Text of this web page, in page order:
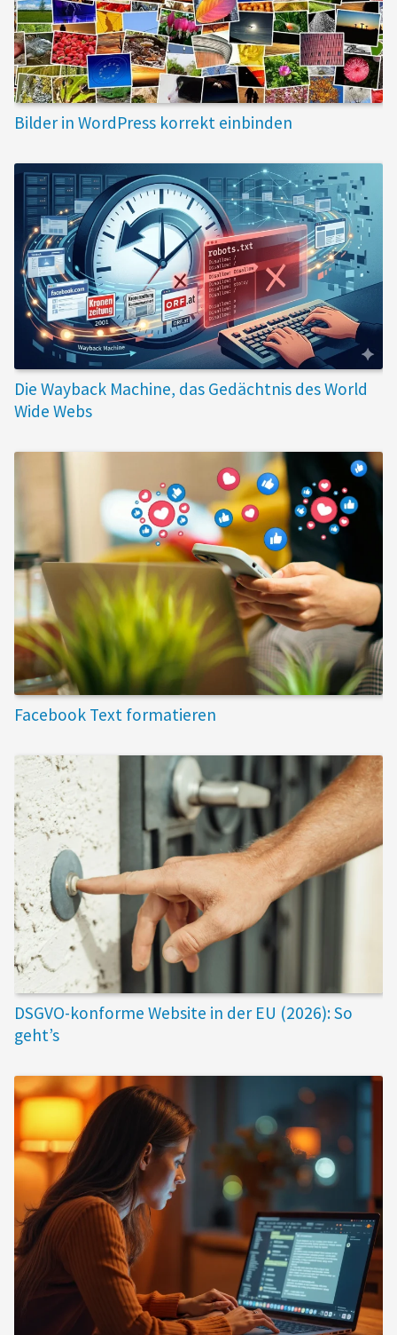
Bilder in WordPress korrekt einbinden
Die Wayback Machine, das Gedächtnis des World
Wide Webs
Facebook Text formatieren
DSGVO-konforme Website in der EU (2026): So
geht’s